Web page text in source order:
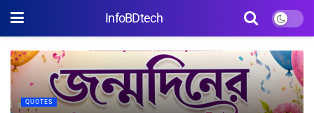
InfoBDtech
QUOTES